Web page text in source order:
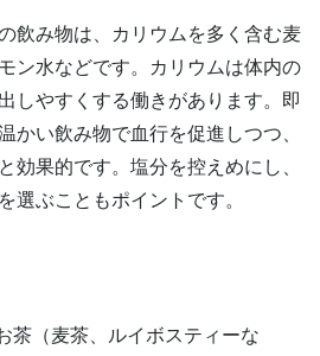
飲み物は、カリウムを多く含む麦
ン水などです。カリウムは体内の
しやすくする働きがあります。即
かい飲み物で血行を促進しつつ、
効果的です。塩分を控えめにし、
選ぶこともポイントです。
茶（麦茶、ルイボスティーな